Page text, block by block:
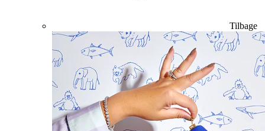
Tilbage